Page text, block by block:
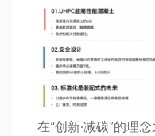
在“创新·减碳”的理